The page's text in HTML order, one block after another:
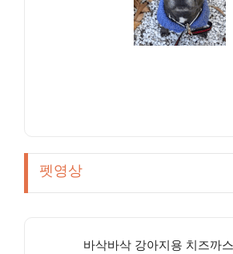
펫영상
바삭바삭 강아지용 치즈까